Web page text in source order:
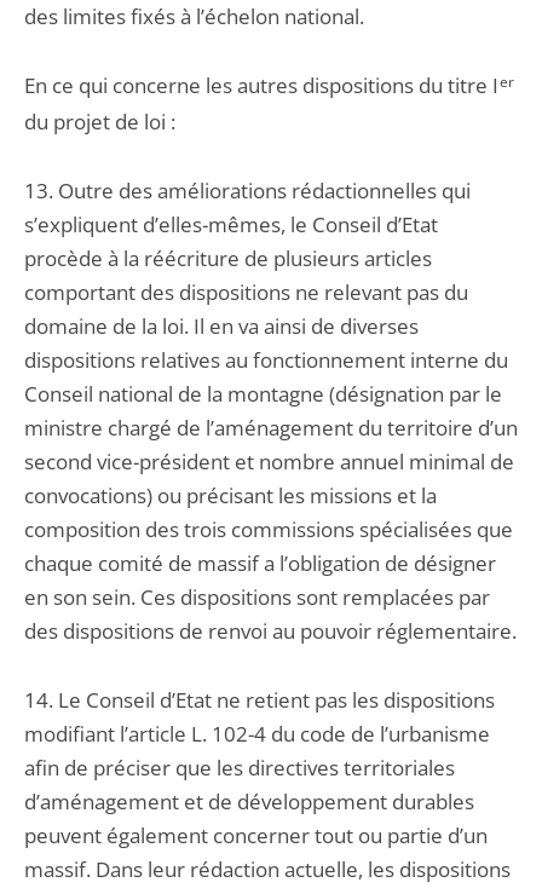
des limites fixés à l’échelon national.
En ce qui concerne les autres dispositions du titre Ier
du projet de loi :
13. Outre des améliorations rédactionnelles qui
s’expliquent d’elles-mêmes, le Conseil d’Etat
procède à la réécriture de plusieurs articles
comportant des dispositions ne relevant pas du
domaine de la loi. Il en va ainsi de diverses
dispositions relatives au fonctionnement interne du
Conseil national de la montagne (désignation par le
ministre chargé de l’aménagement du territoire d’un
second vice-président et nombre annuel minimal de
convocations) ou précisant les missions et la
composition des trois commissions spécialisées que
chaque comité de massif a l’obligation de désigner
en son sein. Ces dispositions sont remplacées par
des dispositions de renvoi au pouvoir réglementaire.
14. Le Conseil d’Etat ne retient pas les dispositions
modifiant l’article L. 102-4 du code de l’urbanisme
afin de préciser que les directives territoriales
d’aménagement et de développement durables
peuvent également concerner tout ou partie d’un
massif. Dans leur rédaction actuelle, les dispositions